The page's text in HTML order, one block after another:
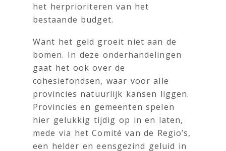
het herprioriteren van het
bestaande budget.
Want het geld groeit niet aan de
bomen. In deze onderhandelingen
gaat het ook over de
cohesiefondsen, waar voor alle
provincies natuurlijk kansen liggen.
Provincies en gemeenten spelen
hier gelukkig tijdig op in en laten,
mede via het Comité van de Regio’s,
een helder en eensgezind geluid in